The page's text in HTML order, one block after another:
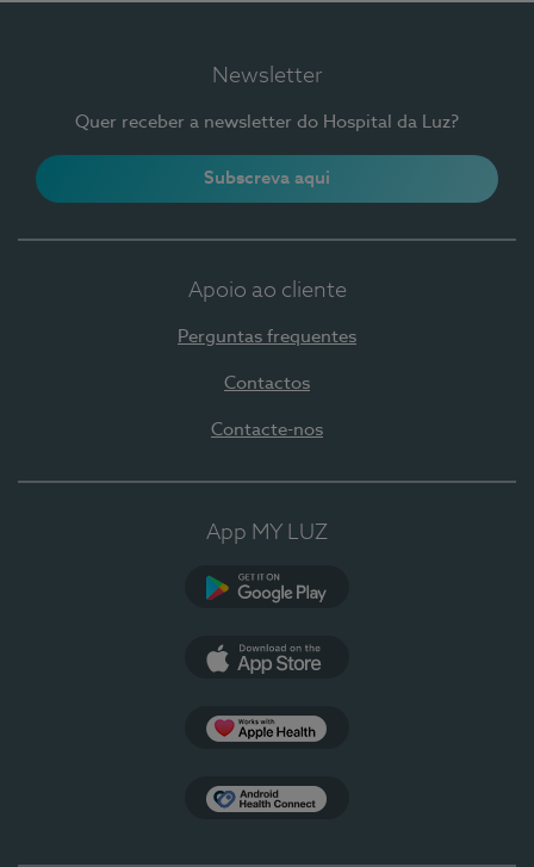
Newsletter
Quer receber a newsletter do Hospital da Luz?
Subscreva aqui
Apoio ao cliente
Perguntas frequentes
Contactos
Contacte-nos
App MY LUZ